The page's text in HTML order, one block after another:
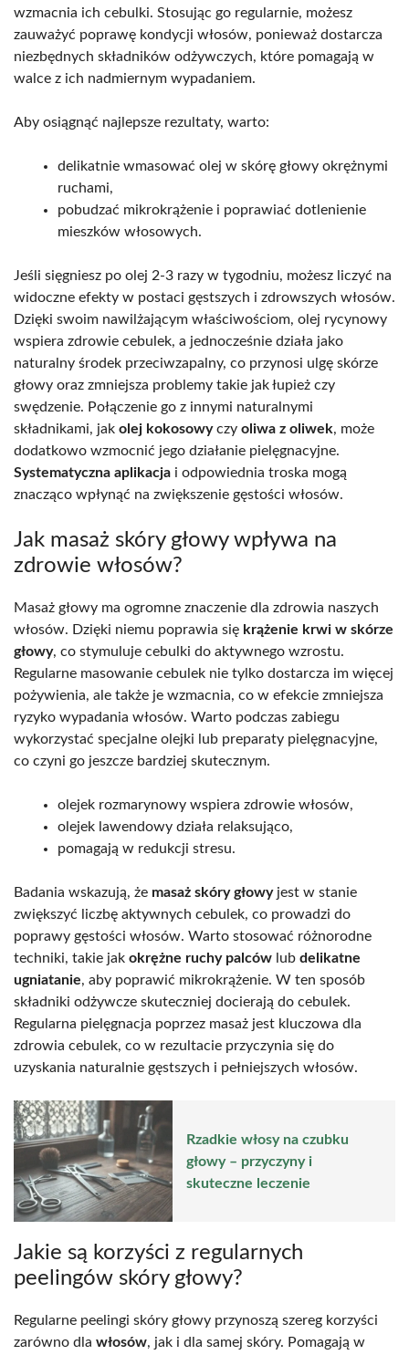
wzmacnia ich cebulki. Stosując go regularnie, możesz
zauważyć poprawę kondycji włosów, ponieważ dostarcza
niezbędnych składników odżywczych, które pomagają w
walce z ich nadmiernym wypadaniem.
Aby osiągnąć najlepsze rezultaty, warto:
delikatnie wmasować olej w skórę głowy okrężnymi
ruchami,
pobudzać mikrokrążenie i poprawiać dotlenienie
mieszków włosowych.
Jeśli sięgniesz po olej 2-3 razy w tygodniu, możesz liczyć na
widoczne efekty w postaci gęstszych i zdrowszych włosów.
Dzięki swoim nawilżającym właściwościom, olej rycynowy
wspiera zdrowie cebulek, a jednocześnie działa jako
naturalny środek przeciwzapalny, co przynosi ulgę skórze
głowy oraz zmniejsza problemy takie jak łupież czy
swędzenie. Połączenie go z innymi naturalnymi
składnikami, jak olej kokosowyczy oliwa z oliwek, może
dodatkowo wzmocnić jego działanie pielęgnacyjne.
Systematyczna aplikacja i odpowiednia troska mogą
znacząco wpłynąć na zwiększenie gęstości włosów.
Jak masaż skóry głowy wpływa na
zdrowie włosów?
Masaż głowy ma ogromne znaczenie dla zdrowia naszych
włosów. Dzięki niemu poprawia się krążenie krwi w skórze
głowy, co stymuluje cebulki do aktywnego wzrostu.
Regularne masowanie cebulek nie tylko dostarcza im więcej
pożywienia, ale także je wzmacnia, co w efekcie zmniejsza
ryzyko wypadania włosów. Warto podczas zabiegu
wykorzystać specjalne olejki lub preparaty pielęgnacyjne,
co czyni go jeszcze bardziej skutecznym.
olejek rozmarynowy wspiera zdrowie włosów,
olejek lawendowy działa relaksująco,
pomagają w redukcji stresu.
Badania wskazują, że masaż skóry głowyjest w stanie
zwiększyć liczbę aktywnych cebulek, co prowadzi do
poprawy gęstości włosów. Warto stosować różnorodne
techniki, takie jak okrężne ruchy palców lub delikatne
ugniatanie, aby poprawić mikrokrążenie. W ten sposób
składniki odżywcze skuteczniej docierają do cebulek.
Regularna pielęgnacja poprzez masaż jest kluczowa dla
zdrowia cebulek, co w rezultacie przyczynia się do
uzyskania naturalnie gęstszych i pełniejszych włosów.
Rzadkie włosy na czubku
głowy – przyczyny i
skuteczne leczenie
Jakie są korzyści z regularnych
peelingów skóry głowy?
Regularne peelingi skóry głowy przynoszą szereg korzyści
zarówno dla włosów, jak i dla samej skóry. Pomagają w